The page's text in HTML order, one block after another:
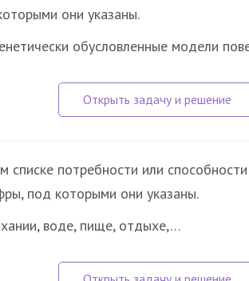
они указаны.
обусловленные модели
списке потребности или
под которыми они указаны.
воде, пище, отдыхе,…